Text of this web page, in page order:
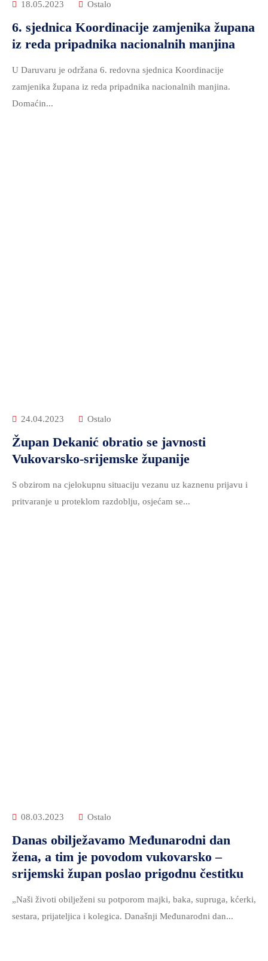
18.05.2023 Ostalo
6. sjednica Koordinacije zamjenika župana
iz reda pripadnika nacionalnih manjina
U Daruvaru je održana 6. redovna sjednica Koordinacije
zamjenika župana iz reda pripadnika nacionalnih manjina.
Domaćin...
24.04.2023 Ostalo
Župan Dekanić obratio se javnosti
Vukovarsko-srijemske županije
S obzirom na cjelokupnu situaciju vezanu uz kaznenu prijavu i
pritvaranje u proteklom razdoblju, osjećam se...
08.03.2023 Ostalo
Danas obilježavamo Međunarodni dan
žena, a tim je povodom vukovarsko –
srijemski župan poslao prigodnu čestitku
„Naši životi obilježeni su potporom majki, baka, supruga, kćerki,
sestara, prijateljica i kolegica. Današnji Međunarodni dan...